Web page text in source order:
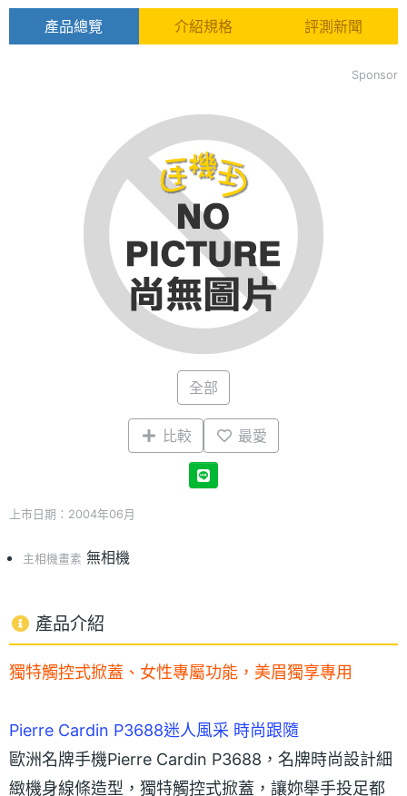
產品總覽 介紹規格 評測新聞
Sponsor
全部
比較 最愛
上市日期：2004年06月
主相機畫素 無相機
產品介紹
獨特觸控式掀蓋、女性專屬功能，美眉獨享專用
Pierre Cardin P3688迷人風采 時尚跟隨
歐洲名牌手機Pierre Cardin P3688，名牌時尚設計細
緻機身線條造型，獨特觸控式掀蓋，讓妳舉手投足都